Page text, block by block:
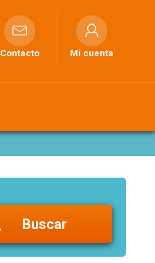
Contacto Mi cuenta
Buscar